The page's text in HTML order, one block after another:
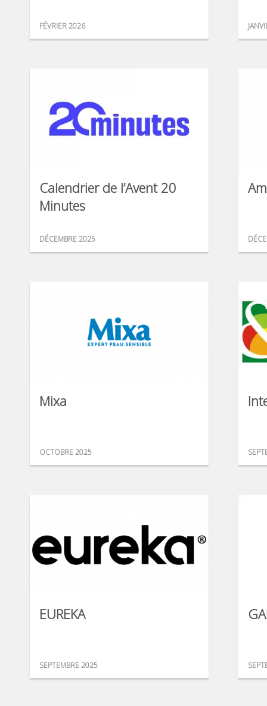
FÉVRIER 2026
Calendrier de l’Avent 20
Minutes
DÉCEMBRE 2025
Mixa
OCTOBRE 2025
EUREKA
SEPTEMBRE 2025